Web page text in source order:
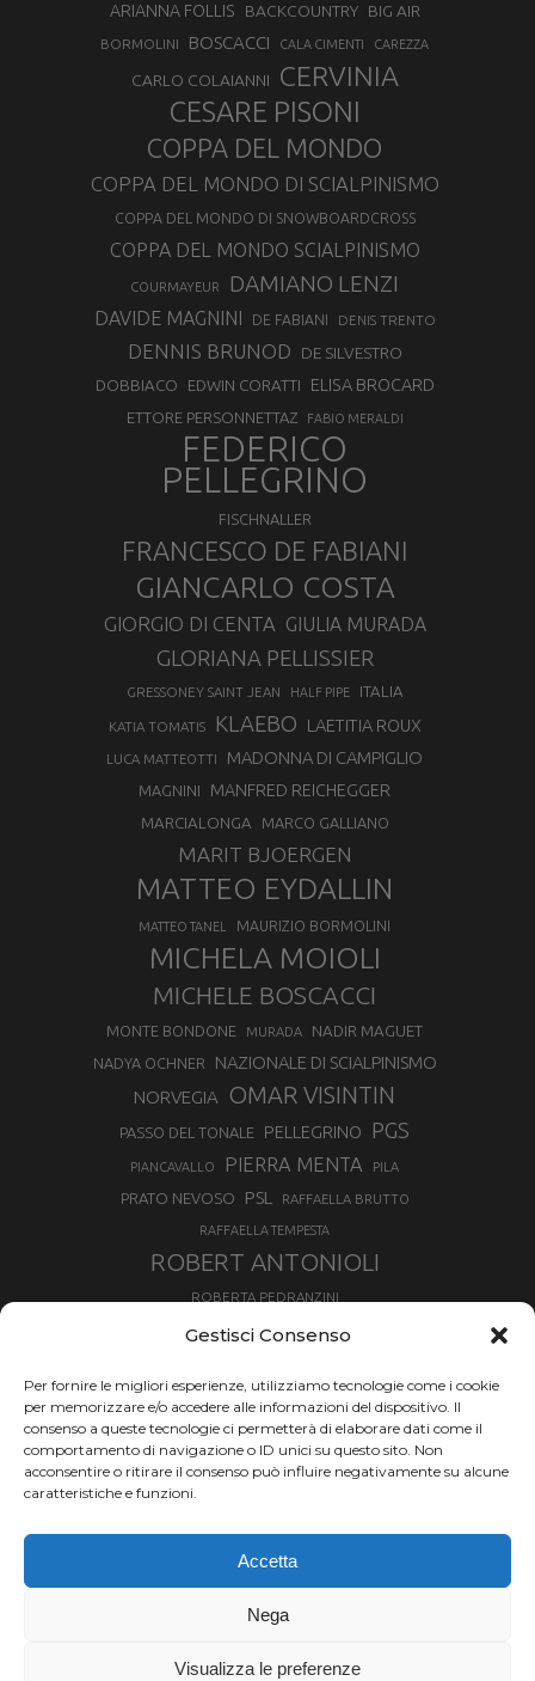
Gestisci Consenso
Per fornire le migliori esperienze, utilizziamo tecnologie come i cookie
per memorizzare e/o accedere alle informazioni del dispositivo. Il
consenso a queste tecnologie ci permetterà di elaborare dati come il
comportamento di navigazione o ID unici su questo sito. Non
acconsentire o ritirare il consenso può influire negativamente su alcune
caratteristiche e funzioni.
Accetta
Nega
Visualizza le preferenze
ARIANNA FOLLIS BACKCOUNTRY BIG AIR
BORMOLINI BOSCACCI CALA CIMENTI CAREZZA
CARLO COLAIANNI CERVINIA
CESARE PISONI
COPPA DEL MONDO
COPPA DEL MONDO DI SCIALPINISMO
COPPA DEL MONDO DI SNOWBOARDCROSS
COPPA DEL MONDO SCIALPINISMO
COURMAYEUR DAMIANO LENZI
DAVIDE MAGNINI DE FABIANI DENIS TRENTO
DENNIS BRUNOD DE SILVESTRO
DOBBIACO EDWIN CORATTI ELISA BROCARD
ETTORE PERSONNETTAZ FABIO MERALDI
FEDERICO
PELLEGRINO
FISCHNALLER
FRANCESCO DE FABIANI
GIANCARLO COSTA
GIORGIO DI CENTA GIULIA MURADA
GLORIANA PELLISSIER
GRESSONEY SAINT JEAN HALF PIPE ITALIA
KATIA TOMATIS KLAEBO LAETITIA ROUX
LUCA MATTEOTTI MADONNA DI CAMPIGLIO
MAGNINI MANFRED REICHEGGER
MARCIALONGA MARCO GALLIANO
MARIT BJOERGEN
MATTEO EYDALLIN
MATTEO TANEL MAURIZIO BORMOLINI
MICHELA MOIOLI
MICHELE BOSCACCI
MONTE BONDONE MURADA NADIR MAGUET
NADYA OCHNER
NAZIONALE DI SCIALPINISMO
NORVEGIA
OMAR VISINTIN
PASSO DEL TONALE PELLEGRINO PGS
PIANCAVALLO PIERRA MENTA PILA
PRATO NEVOSO PSL RAFFAELLA BRUTTO
RAFFAELLA TEMPESTA
ROBERT ANTONIOLI
ROBERTA PEDRANZINI
ROLAND FISCHNALLER
SIMONE DEROMEDIS SKIALPDEIPARCHI SKICROSS
SLOPESTYLE SNOWBOARD
SNOWBOARDCROSS SPRINT
THERESE JOHAUG
TRANSCAVALLO TROFEO MEZZALAMA
VAL DI FIEMME
Chi siamo | Termini d'uso | Privacy |